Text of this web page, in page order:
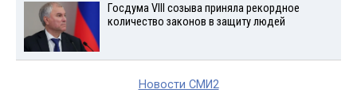
Госдума VIII созыва приняла рекордное
количество законов в защиту людей
Новости СМИ2